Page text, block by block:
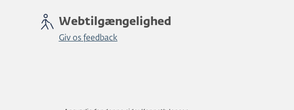
Webtilgængelighed
Giv os feedback